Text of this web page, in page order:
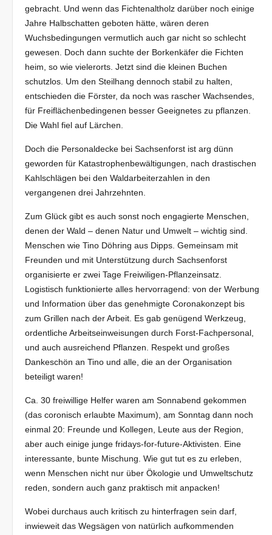
gebracht. Und wenn das Fichtenaltholz darüber noch einige
Jahre Halbschatten geboten hätte, wären deren
Wuchsbedingungen vermutlich auch gar nicht so schlecht
gewesen. Doch dann suchte der Borkenkäfer die Fichten
heim, so wie vielerorts. Jetzt sind die kleinen Buchen
schutzlos. Um den Steilhang dennoch stabil zu halten,
entschieden die Förster, da noch was rascher Wachsendes,
für Freiflächenbedingenen besser Geeignetes zu pflanzen.
Die Wahl fiel auf Lärchen.
Doch die Personaldecke bei Sachsenforst ist arg dünn
geworden für Katastrophenbewältigungen, nach drastischen
Kahlschlägen bei den Waldarbeiterzahlen in den
vergangenen drei Jahrzehnten.
Zum Glück gibt es auch sonst noch engagierte Menschen,
denen der Wald – denen Natur und Umwelt – wichtig sind.
Menschen wie Tino Döhring aus Dipps. Gemeinsam mit
Freunden und mit Unterstützung durch Sachsenforst
organisierte er zwei Tage Freiwiligen-Pflanzeinsatz.
Logistisch funktionierte alles hervorragend: von der Werbung
und Information über das genehmigte Coronakonzept bis
zum Grillen nach der Arbeit. Es gab genügend Werkzeug,
ordentliche Arbeitseinweisungen durch Forst-Fachpersonal,
und auch ausreichend Pflanzen. Respekt und großes
Dankeschön an Tino und alle, die an der Organisation
beteiligt waren!
Ca. 30 freiwillige Helfer waren am Sonnabend gekommen
(das coronisch erlaubte Maximum), am Sonntag dann noch
einmal 20: Freunde und Kollegen, Leute aus der Region,
aber auch einige junge fridays-for-future-Aktivisten. Eine
interessante, bunte Mischung. Wie gut tut es zu erleben,
wenn Menschen nicht nur über Ökologie und Umweltschutz
reden, sondern auch ganz praktisch mit anpacken!
Wobei durchaus auch kritisch zu hinterfragen sein darf,
inwieweit das Wegsägen von natürlich aufkommenden